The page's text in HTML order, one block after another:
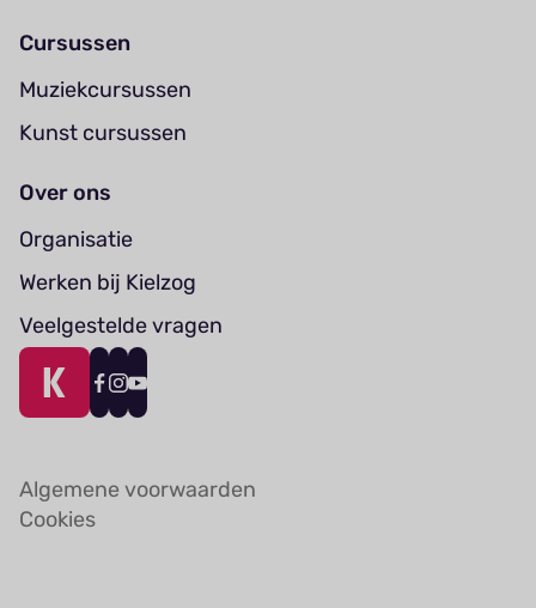
Cursussen
Muziekcursussen
Kunst cursussen
Over ons
Organisatie
Werken bij Kielzog
Veelgestelde vragen
Algemene voorwaarden
Cookies